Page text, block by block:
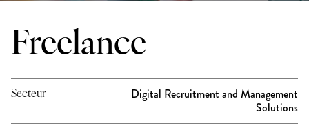
Freelance
Secteur
Digital Recruitment and Management
Solutions